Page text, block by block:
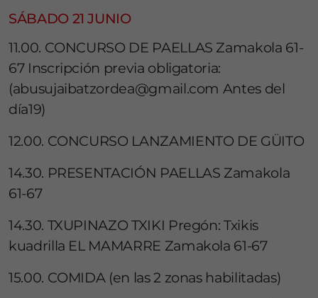
SÁBADO 21 JUNIO
11.00. CONCURSO DE PAELLAS Zamakola 61-
67 Inscripción previa obligatoria:
(abusujaibatzordea@gmail.com Antes del
día19)
12.00. CONCURSO LANZAMIENTO DE GÜITO
14.30. PRESENTACIÓN PAELLAS Zamakola
61-67
14.30. TXUPINAZO TXIKI Pregón: Txikis
kuadrilla EL MAMARRE Zamakola 61-67
15.00. COMIDA (en las 2 zonas habilitadas)